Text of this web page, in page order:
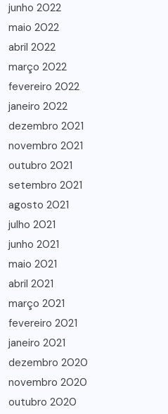
junho 2022
maio 2022
abril 2022
março 2022
fevereiro 2022
janeiro 2022
dezembro 2021
novembro 2021
outubro 2021
setembro 2021
agosto 2021
julho 2021
junho 2021
maio 2021
abril 2021
março 2021
fevereiro 2021
janeiro 2021
dezembro 2020
novembro 2020
outubro 2020